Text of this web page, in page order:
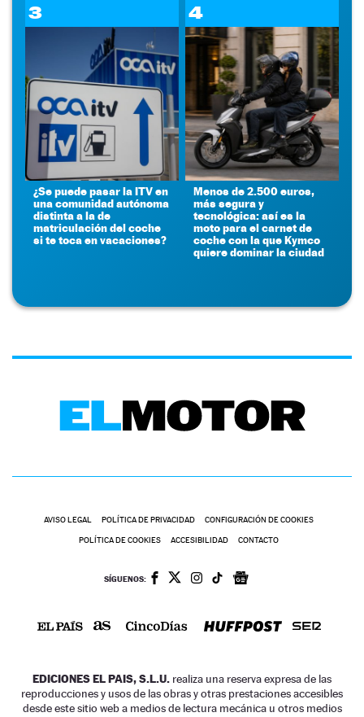
3
¿Se puede pasar la ITV en
una comunidad autónoma
distinta a la de
matriculación del coche
si te toca en vacaciones?
4
Menos de 2.500 euros,
más segura y
tecnológica: así es la
moto para el carnet de
coche con la que Kymco
quiere dominar la ciudad
AVISO LEGAL POLÍTICA DE PRIVACIDAD CONFIGURACIÓN DE COOKIES
POLÍTICA DE COOKIES ACCESIBILIDAD CONTACTO
SÍGUENOS:
EDICIONES EL PAIS, S.L.U. realiza una reserva expresa de las
reproducciones y usos de las obras y otras prestaciones accesibles
desde este sitio web a medios de lectura mecánica u otros medios